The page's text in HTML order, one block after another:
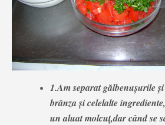
1.Am separat gălbenușurile
brânza și celelalte
un aluat molcuț,dar când se